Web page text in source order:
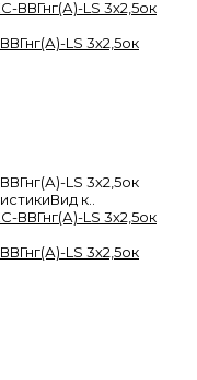
LS 3х2,5ок
LS 3х2,5ок
к..
LS 3х2,5ок